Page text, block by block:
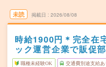
未読 掲載日 2026/08/08
時給1900円＊完全在
ック運営企業で販促
職種未経験OK 交通費別途支給あ